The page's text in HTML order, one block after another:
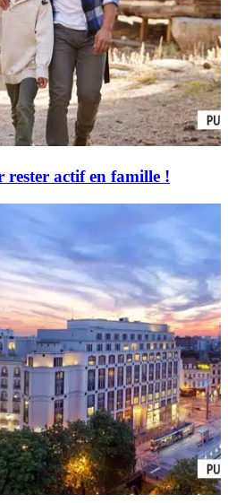
rester actif en famille !